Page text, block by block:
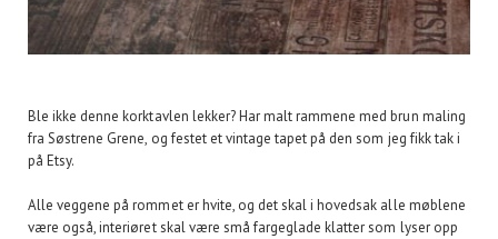
Ble ikke denne korktavlen lekker? Har malt rammene med brun maling
fra Søstrene Grene, og festet et vintage tapet på den som jeg fikk tak i
på Etsy.
Alle veggene på rommet er hvite, og det skal i hovedsak alle møblene
være også, interiøret skal være små fargeglade klatter som lyser opp